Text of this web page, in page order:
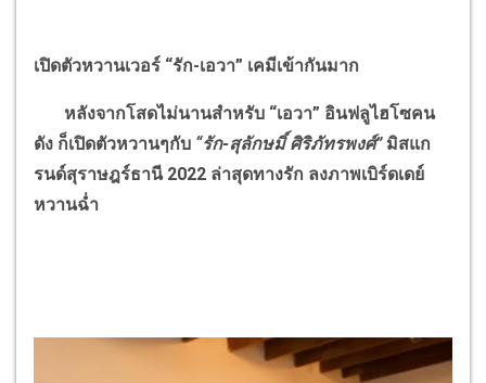
เปิดตัวหวานเวอร์ “รัก-เอวา” เคมีเข้ากันมาก
หลังจากโสดไม่นานสำหรับ “เอวา” อินฟลูไฮโซคน
ดัง ก็เปิดตัวหวานๆกับ “รัก-สุลักษมิ์ ศิริภัทรพงศ์” มิสแก
รนด์สุราษฎร์ธานี 2022 ล่าสุดทางรัก ลงภาพเบิร์ดเดย์
หวานฉ่ำ